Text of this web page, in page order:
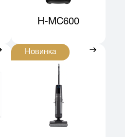
H-MC600
Новинка